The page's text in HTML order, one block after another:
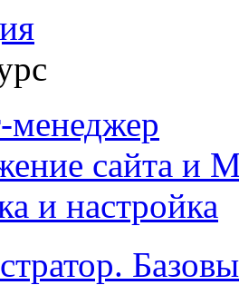
менеджер
сайта и
и настройка